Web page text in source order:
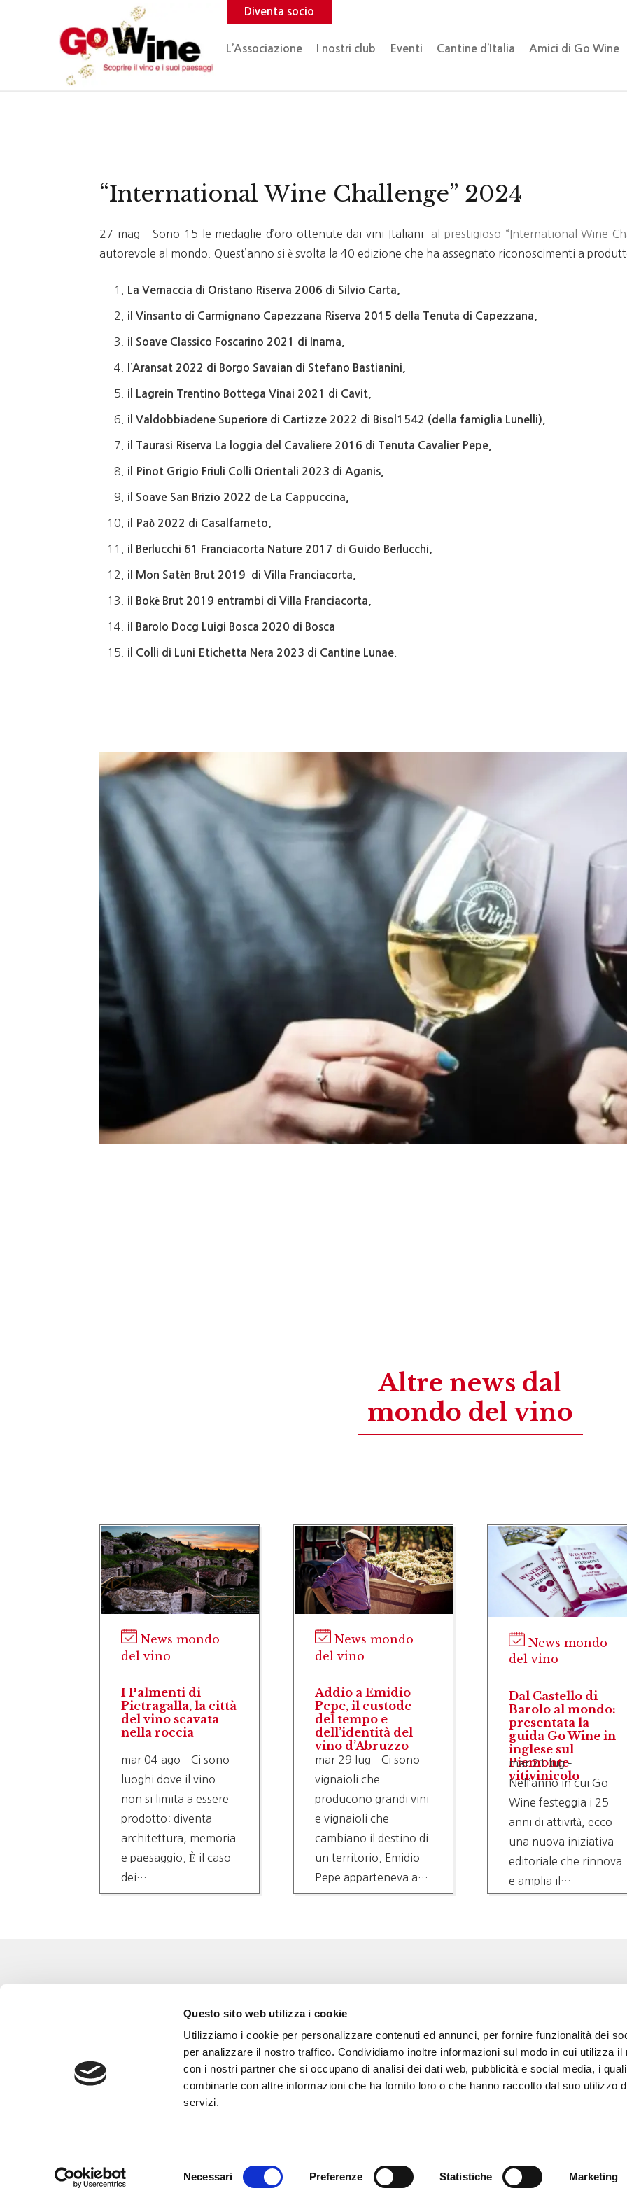
Questo sito web utilizza i cookie
Utilizziamo i cookie per personalizzare contenuti ed annunci, per fornire funzionalità dei
per analizzare il nostro traffico. Condividiamo inoltre informazioni sul modo in cui utilizza il
con i nostri partner che si occupano di analisi dei dati web, pubblicità e social media, i
combinarle con altre informazioni che ha fornito loro o che hanno raccolto dal suo utilizzo
servizi.
Necessari Preferenze Statistiche Marketing
Diventa socio
L’Associazione I nostri club Eventi Cantine d’Italia Amici di Go Wine
“International Wine Challenge” 2024
27 mag – Sono 15 le medaglie d’oro ottenute dai vini Italiani al prestigioso “International Wine
autorevole al mondo. Quest’anno si è svolta la 40 edizione che ha assegnato riconoscimenti a
La Vernaccia di Oristano Riserva 2006 di Silvio Carta,
il Vinsanto di Carmignano Capezzana Riserva 2015 della Tenuta di Capezzana,
il Soave Classico Foscarino 2021 di Inama,
l’Aransat 2022 di Borgo Savaian di Stefano Bastianini,
il Lagrein Trentino Bottega Vinai 2021 di Cavit,
il Valdobbiadene Superiore di Cartizze 2022 di Bisol1542 (della famiglia Lunelli),
il Taurasi Riserva La loggia del Cavaliere 2016 di Tenuta Cavalier Pepe,
il Pinot Grigio Friuli Colli Orientali 2023 di Aganis,
il Soave San Brizio 2022 de La Cappuccina,
il Paò 2022 di Casalfarneto,
il Berlucchi 61 Franciacorta Nature 2017 di Guido Berlucchi,
il Mon Satèn Brut 2019 di Villa Franciacorta,
il Bokè Brut 2019 entrambi di Villa Franciacorta,
il Barolo Docg Luigi Bosca 2020 di Bosca
il Colli di Luni Etichetta Nera 2023 di Cantine Lunae.
Altre news dal
mondo del vino
News mondo
del vino
I Palmenti di
Pietragalla, la città
del vino scavata
nella roccia
mar 04 ago – Ci sono
luoghi dove il vino
non si limita a essere
prodotto: diventa
architettura, memoria
e paesaggio. È il caso
dei…
News mondo
del vino
Addio a Emidio
Pepe, il custode
del tempo e
dell’identità del
vino d’Abruzzo
mar 29 lug – Ci sono
vignaioli che
producono grandi vini
e vignaioli che
cambiano il destino di
un territorio. Emidio
Pepe apparteneva a
questa seconda…
News mondo
del vino
Dal Castello di
Barolo al mondo:
presentata la
guida Go Wine in
inglese sul
Piemonte
vitivinicolo
mar 21 lug –
Nell’anno in cui Go
Wine festeggia i 25
anni di attività, ecco
una nuova iniziativa
editoriale che rinnova
e amplia il…
Corsi e Progetti culturali
Cookie policy
L’associazione
Gli amici di Go Wine
Area stampa
12051 Alba (Cn)
tel. +39 0173 364631
Codice fiscale e